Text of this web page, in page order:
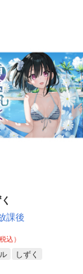
課後
税込）
しずく